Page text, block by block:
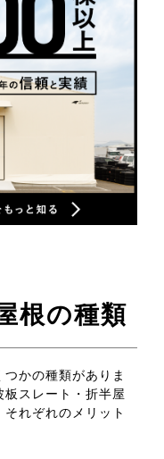
根の種類
かの種類がありま
スレート・折半屋
れぞれのメリット